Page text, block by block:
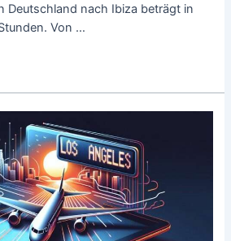
Deutschland nach Ibiza beträgt in
Von …